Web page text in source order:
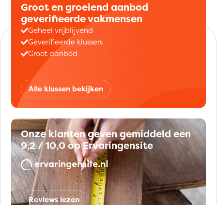
Groot en groeiend aanbod
geverifieerde vakmensen
Geheel vrijblijvend
Geverifieerde klussers
Groot aanbod
Alle klussen bekijken
Onze klanten geven gemiddeld een
9,2 / 10,0 op Ervaringensite
Reviews lezen